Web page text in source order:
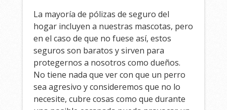
La mayoría de pólizas de seguro del
hogar incluyen a nuestras mascotas, pero
en el caso de que no fuese así, estos
seguros son baratos y sirven para
protegernos a nosotros como dueños.
No tiene nada que ver con que un perro
sea agresivo y consideremos que no lo
necesite, cubre cosas como que durante